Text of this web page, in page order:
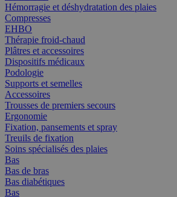
Hémorragie et déshydratation des plaies
Compresses
EHBO
Thérapie froid-chaud
Plâtres et accessoires
Dispositifs médicaux
Podologie
Supports et semelles
Accessoires
Trousses de premiers secours
Ergonomie
Fixation, pansements et spray
Treuils de fixation
Soins spécialisés des plaies
Bas
Bas de bras
Bas diabétiques
Bas